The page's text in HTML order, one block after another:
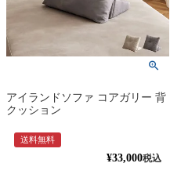
アイランドソファ コアガリー 背
クッション
送料無料
¥33,000税込